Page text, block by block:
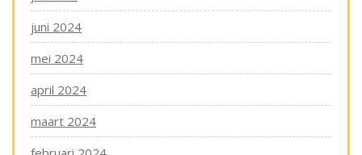
juni 2024
mei 2024
april 2024
maart 2024